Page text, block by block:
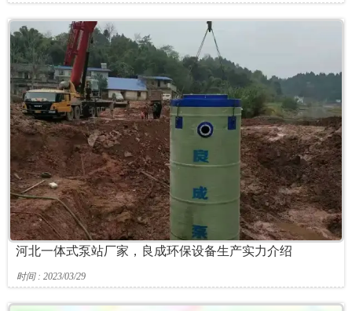
河北一体式泵站厂家，良成环保设备生产实力介绍
时间 : 2023/03/29